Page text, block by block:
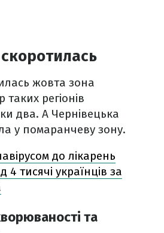
жовта зона
регіонів
два. А Чернівецька
у помаранчеву зону.
до лікарень
тисячі українців за
та